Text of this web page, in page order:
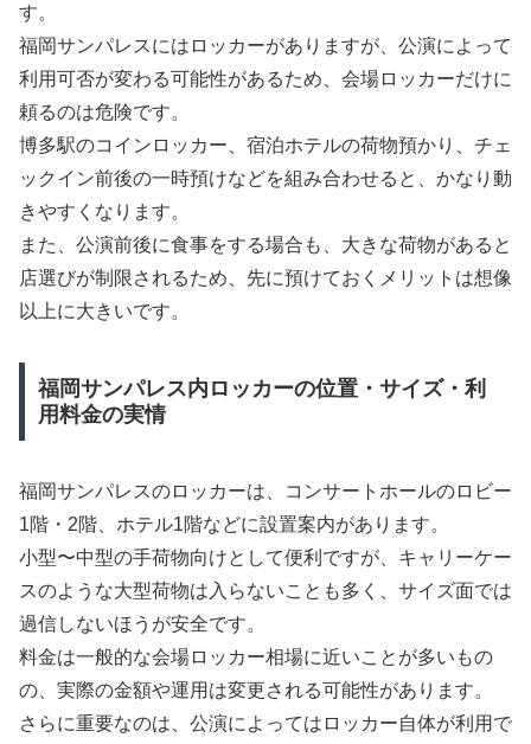
す。
福岡サンパレスにはロッカーがありますが、公演によって
利用可否が変わる可能性があるため、会場ロッカーだけに
頼るのは危険です。
博多駅のコインロッカー、宿泊ホテルの荷物預かり、チェ
ックイン前後の一時預けなどを組み合わせると、かなり動
きやすくなります。
また、公演前後に食事をする場合も、大きな荷物があると
店選びが制限されるため、先に預けておくメリットは想像
以上に大きいです。
福岡サンパレス内ロッカーの位置・サイズ・利
用料金の実情
福岡サンパレスのロッカーは、コンサートホールのロビー
1階・2階、ホテル1階などに設置案内があります。
小型〜中型の手荷物向けとして便利ですが、キャリーケー
スのような大型荷物は入らないことも多く、サイズ面では
過信しないほうが安全です。
料金は一般的な会場ロッカー相場に近いことが多いもの
の、実際の金額や運用は変更される可能性があります。
さらに重要なのは、公演によってはロッカー自体が利用で